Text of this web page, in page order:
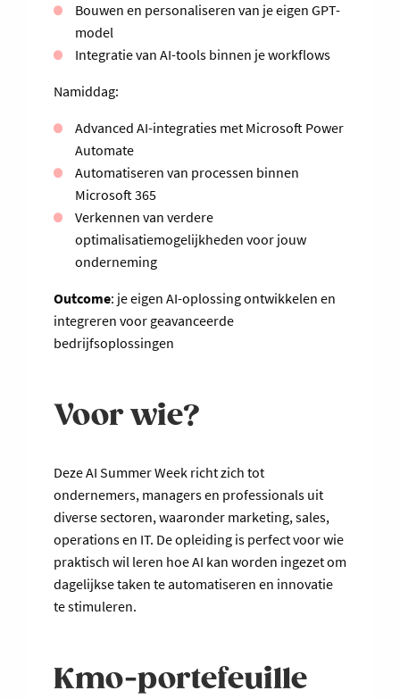
Bouwen en personaliseren van je eigen GPT-
model
Integratie van AI-tools binnen je workflows
Namiddag:
Advanced AI-integraties met Microsoft Power
Automate
Automatiseren van processen binnen
Microsoft 365
Verkennen van verdere
optimalisatiemogelijkheden voor jouw
onderneming
Outcome: je eigen AI-oplossing ontwikkelen en
integreren voor geavanceerde
bedrijfsoplossingen
Voor wie?
Deze AI Summer Week richt zich tot
ondernemers, managers en professionals uit
diverse sectoren, waaronder marketing, sales,
operations en IT. De opleiding is perfect voor wie
praktisch wil leren hoe AI kan worden ingezet om
dagelijkse taken te automatiseren en innovatie
te stimuleren.
Kmo-portefeuille